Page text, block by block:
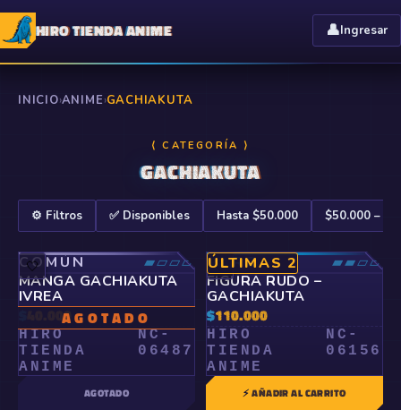
HIRO TIENDA ANIME 👤Ingresar
INICIO›ANIME›GACHIAKUTA
⟨ CATEGORÍA ⟩
GACHIAKUTA
⚙️ Filtros ✅ Disponibles Hasta $50.000 $50.000 –
🤍
AGOTADO
COMÚN
▰▱▱▱
MANGA GACHIAKUTA
IVREA
40.000
HIRO
TIENDA
ANIME
NC-
06487
AGOTADO
🤍
ÚLTIMAS 2
RARO
▰▰▱▱
FIGURA RUDO –
GACHIAKUTA
$110.000
HIRO
TIENDA
ANIME
NC-
06156
⚡ AÑADIR AL CARRITO